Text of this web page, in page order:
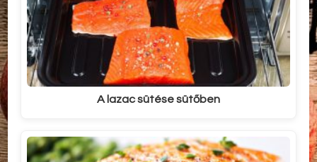
A lazac sütése sütőben